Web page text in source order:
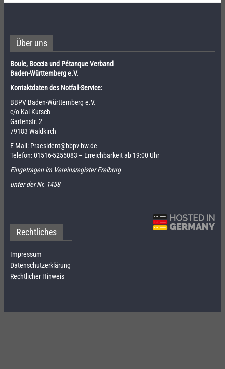
Über uns
Boule, Boccia und Pétanque Verband
Baden-Württemberg e.V.
Kontaktdaten des Notfall-Service:
BBPV Baden-Württemberg e.V.
c/o Kai Kutsch
Gartenstr. 2
79183 Waldkirch
E-Mail: Praesident@bbpv-bw.de
Telefon:01516-5255083 – Erreichbarkeit ab 19:00 Uhr
Eingetragen im Vereinsregister Freiburg
unter der Nr. 1458
Rechtliches
Impressum
Datenschutzerklärung
Rechtlicher Hinweis